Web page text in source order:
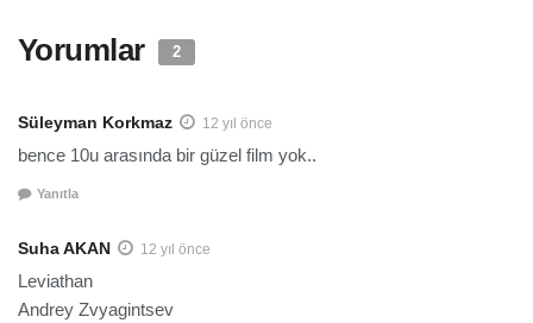
Yorumlar 2
Süleyman Korkmaz 12 yıl önce
bence 10u arasında bir güzel film yok..
Yanıtla
Suha AKAN 12 yıl önce
Leviathan
Andrey Zvyagintsev